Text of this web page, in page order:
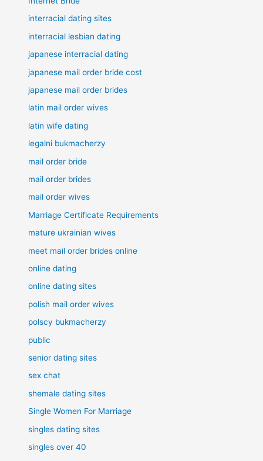
interracial dating sites
interracial lesbian dating
japanese interracial dating
japanese mail order bride cost
japanese mail order brides
latin mail order wives
latin wife dating
legalni bukmacherzy
mail order bride
mail order brides
mail order wives
Marriage Certificate Requirements
mature ukrainian wives
meet mail order brides online
online dating
online dating sites
polish mail order wives
polscy bukmacherzy
public
senior dating sites
sex chat
shemale dating sites
Single Women For Marriage
singles dating sites
singles over 40